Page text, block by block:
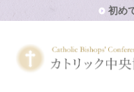
初め